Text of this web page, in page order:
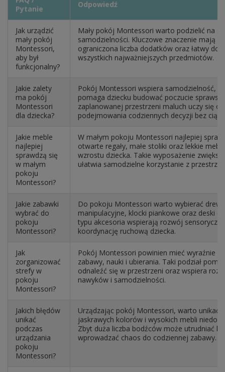
Pytanie
Odpowiedź
Jak urządzić
mały pokój
Montessori,
aby był
funkcjonalny?
Mały pokój Montessori warto podzielić na
samodzielności. Kluczowe znaczenie mają
ograniczona liczba dodatków oraz łatwy
wszystkich najważniejszych przedmiotów.
Jakie zalety
ma pokój
Montessori
dla dziecka?
Pokój Montessori wspiera samodzielność,
pomaga dziecku budować poczucie
zaplanowanej przestrzeni maluch uczy się
podejmowania codziennych decyzji bez
Jakie meble
najlepiej
sprawdzą się
w małym
pokoju
Montessori?
W małym pokoju Montessori najlepiej
otwarte regały, małe stoliki oraz lekkie
wzrostu dziecka. Takie wyposażenie
ułatwia samodzielne korzystanie z
Jakie zabawki
wybrać do
pokoju
Montessori?
Do pokoju Montessori warto wybierać
manipulacyjne, klocki piankowe oraz deski
typu akcesoria wspierają rozwój
koordynację ruchową dziecka.
Jak
zorganizować
strefy w
pokoju
Montessori?
Pokój Montessori powinien mieć wyraźnie
zabawy, nauki i ubierania. Taki podział
odnaleźć się w przestrzeni oraz wspiera
nawyków i samodzielności.
Jakich błędów
unikać
podczas
urządzania
pokoju
Montessori?
Urządzając pokój Montessori, warto unikać
jaskrawych kolorów i wysokich mebli
Zbyt duża liczba bodźców może utrudniać
wprowadzać chaos do codziennej zabawy.